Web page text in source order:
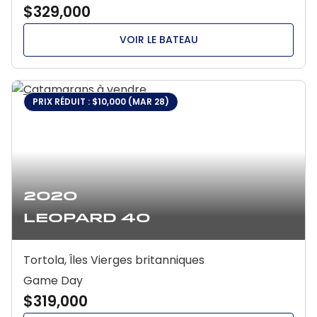
$329,000
VOIR LE BATEAU
2020
Leopard 40
PRIX RÉDUIT : $10,000 (MAR 28)
Tortola, Îles Vierges britanniques
Game Day
$319,000